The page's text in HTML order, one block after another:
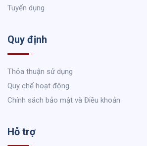
Tuyển dụng
Quy định
Thỏa thuận sử dụng
Quy chế hoạt động
Chính sách bảo mật và Điều khoản
Hỗ trợ